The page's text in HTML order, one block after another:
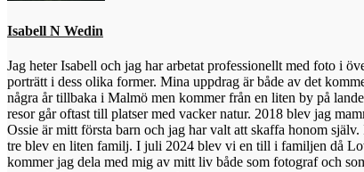
Isabell N Wedin
Jag heter Isabell och jag har arbetat professionellt med foto i
porträtt i dess olika former. Mina uppdrag är både av det
några år tillbaka i Malmö men kommer från en liten by på
resor går oftast till platser med vacker natur. 2018 blev jag
Ossie är mitt första barn och jag har valt att skaffa honom
tre blev en liten familj. I juli 2024 blev vi en till i familjen då
kommer jag dela med mig av mitt liv både som fotograf och